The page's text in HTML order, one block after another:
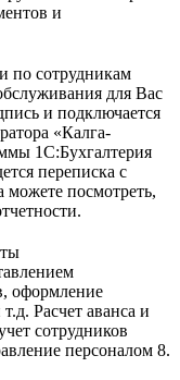
и
по сотрудникам
для Вас
и подключается
«Калга-
1С:Бухгалтерия
переписка с
посмотреть,
оформление
Расчет аванса и
сотрудников
персоналом 8.